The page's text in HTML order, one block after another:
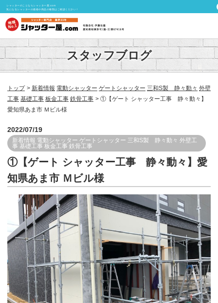
シャッターのことならシャッター屋.com
気になるシャッターの価格や商品の種類はご相談ください！
スタッフブログ
トップ 新着情報 電動シャッター ゲートシャッター 三和S製 静々動々 外壁
工事 基礎工事 板金工事 鉄骨工事
①【ゲート シャッター工事 静々動々】
愛知県あま市 Ｍビル様
2022/07/19
新着情報 電動シャッター ゲートシャッター 三和S製 静々動々 外壁工
事 基礎工事 板金工事 鉄骨工事
①【ゲート シャッター工事 静々動々】愛
知県あま市 Ｍビル様